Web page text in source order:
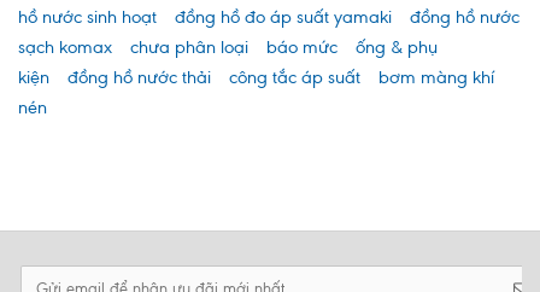
hồ nước sinh hoạt
đồng hồ đo áp suất yamaki
đồng hồ nước
sạch komax
chưa phân loại báo mức
ống & phụ
kiện
đồng hồ nước thải công tắc áp suất
bơm màng khí
nén